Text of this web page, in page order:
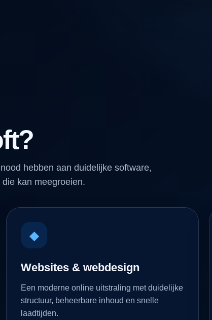
hebben aan duidelijke software,
kan meegroeien.
◆
Websites & webdesign
Een moderne online uitstraling met duidelijke
structuur, beheerbare inhoud en snelle
laadtijden.